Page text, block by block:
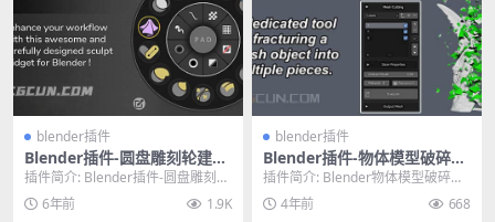
blender插件
Blender插件-圆盘雕刻轮建模
增强插件Blender Market–Sc
ulpt Wheel v0.5
插件简介: Blender插件-圆盘雕刻轮
建模增强插件Blender Marke...
6年前 1.9K
blender插件
Blender插件-物体模型破碎汇
聚组合动画特效插件ANIMAX
V2.0.1
插件简介: Blender物体模型破碎汇
聚组合动画特效插件ANIMAX V2.
0... 4年前 668